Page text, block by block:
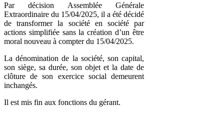
Par décision Assemblée Générale
Extraordinaire du 15/04/2025, il a été décidé
de transformer la société en société par
actions simplifiée sans la création d’un être
moral nouveau à compter du 15/04/2025.
La dénomination de la société, son capital,
son siège, sa durée, son objet et la date de
clôture de son exercice social demeurent
inchangés.
Il est mis fin aux fonctions du gérant.